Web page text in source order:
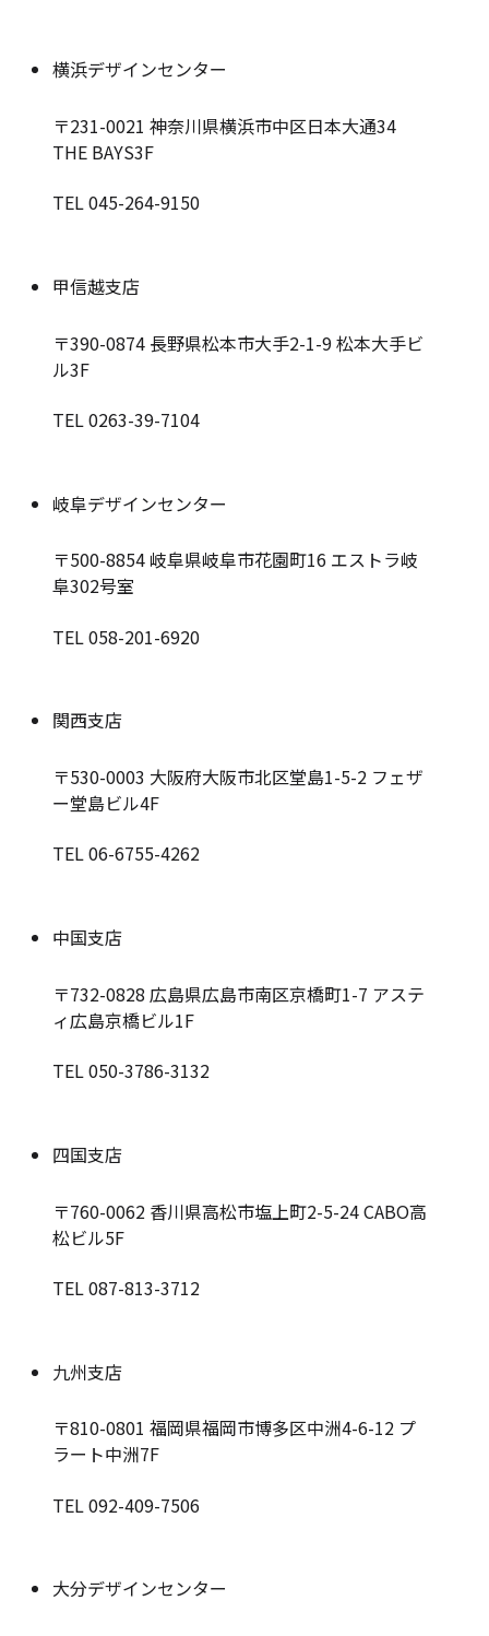
横浜デザインセンター
〒231-0021 神奈川県横浜市中区日本大通34
THE BAYS3F
TEL 045-264-9150
甲信越支店
〒390-0874 長野県松本市大手2-1-9 松本大手ビ
ル3F
TEL 0263-39-7104
岐阜デザインセンター
〒500-8854岐阜県岐阜市花園町16 エストラ岐
阜302号室
TEL 058-201-6920
関西支店
〒530-0003 大阪府大阪市北区堂島1-5-2 フェザ
ー堂島ビル4F
TEL 06-6755-4262
中国支店
〒732-0828 広島県広島市南区京橋町1-7 アステ
ィ広島京橋ビル1F
TEL 050-3786-3132
四国支店
〒760-0062 香川県高松市塩上町2-5-24 CABO高
松ビル5F
TEL 087-813-3712
九州支店
〒810-0801 福岡県福岡市博多区中洲4-6-12 プ
ラート中洲7F
TEL 092-409-7506
大分デザインセンター